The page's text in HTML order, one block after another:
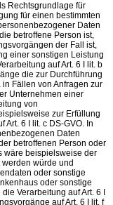
Rechtsgrundlage für
für einen bestimmten
Daten
betroffene Person ist,
der Fall ist,
einer sonstigen Leistung
auf Art. 6 I lit. b
die zur Durchführung
Fällen von Anfragen zur
Unternehmen einer
von
zur Erfüllung
Art. 6 I lit. c DS-GVO. In
Daten
betroffenen Person oder
wäre beispielsweise der
würde und
oder sonstige
oder sonstige
Verarbeitung auf Art. 6 I
auf Art. 6 I lit. f